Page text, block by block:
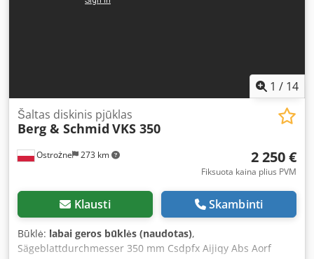
1 / 14
Ostrożne 273 km
Šaltas diskinis pjūklas
Berg & Schmid VKS 350
2 250 €
Fiksuota kaina plius PVM
Klausti Skambinti
Būklė: labai geros būklės (naudotas),
Sägeblattdurchmesser 350 mm Csdpfx Aijiqy Abs Aorf